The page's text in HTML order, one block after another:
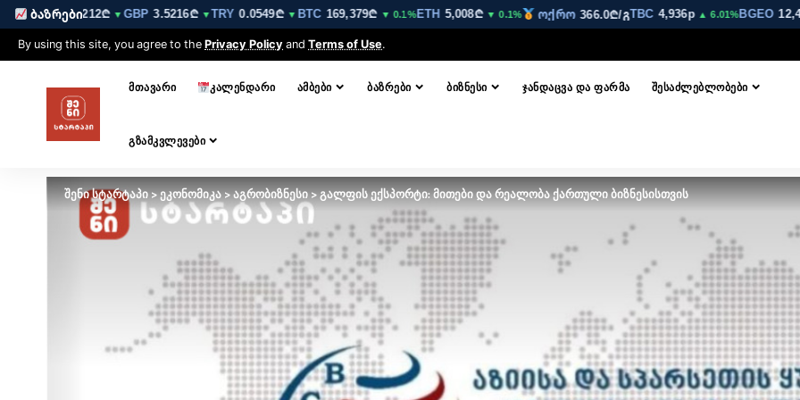
ბაზრები
EUR3.0212₾▼GBP3.5216₾▼TRY0.0549₾▼BTC169,379₾▼ 0.1%ETH5,008₾▼ 0.1% ოქრო366.0₾/გTBC4,936p▲ 6.01%BGEO12,440p
By using this site, you agree to thePrivacy Policyand Terms of Use.
ᲛᲗᲐᲕᲐᲠᲘ ᲙᲐᲚᲔᲜᲓᲐᲠᲘ ᲐᲛᲑᲔᲑᲘ ᲑᲐᲖᲠᲔᲑᲘ ᲑᲘᲖᲜᲔᲡᲘ ᲯᲐᲜᲓᲐᲪᲕᲐ ᲓᲐ ᲤᲐᲠᲛᲐ ᲨᲔᲡᲐᲫᲚᲔᲑᲚᲝᲑᲔᲑᲘ
ᲒᲖᲐᲛᲙᲕᲚᲔᲕᲔᲑᲘ
შენი სტარტაპი>ეკონომიკა>აგრობიზნესი>გალფის ექსპორტი: მითები და რეალობა ქართული ბიზნესისთვის